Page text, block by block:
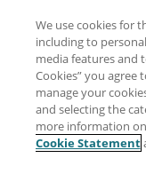
We use cookies for
including to
media features and
Cookies” you agree
manage your
and selecting the
more information
Cookie Statement